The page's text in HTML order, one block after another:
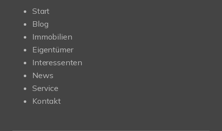
Start
Blog
Immobilien
Eigentümer
Interessenten
News
Service
Kontakt